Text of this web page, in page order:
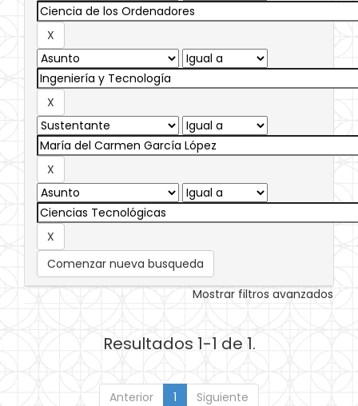
Comenzar nueva busqueda
Mostrar filtros avanzados
Resultados 1-1 de 1.
Anterior 1 Siguiente